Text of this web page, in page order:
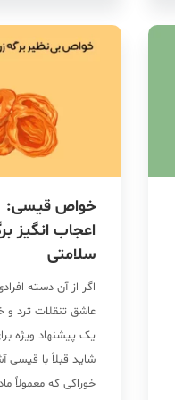
را دارند. برای
پسته خنجری […]
اعجاب انگیز
سلامتی
اگر از آن دسته
عاشق تنقلات ترد و
یک پیشنهاد ویژه
شاید قبلاً با قیسی
خوراکی که معمولاً